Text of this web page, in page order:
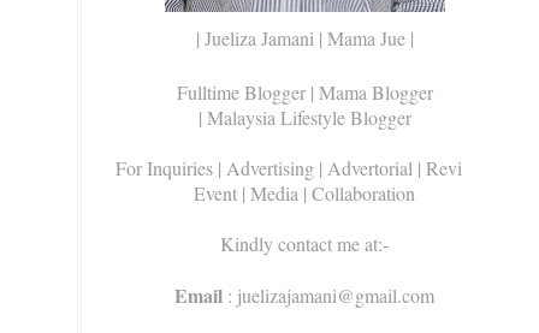
| Jueliza Jamani | Mama Jue |
Fulltime Blogger | Mama Blogger
| Malaysia Lifestyle Blogger
For Inquiries | Advertising | Advertorial | Review |
Event | Media | Collaboration
Kindly contact me at:-
Email : juelizajamani@gmail.com